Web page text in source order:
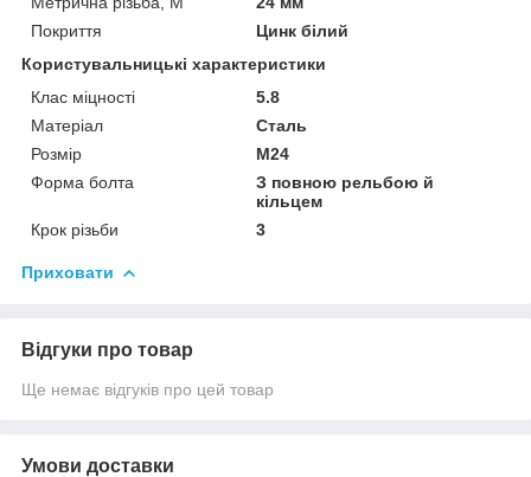
Покриття
Цинк білий
Користувальницькі характеристики
Клас міцності
5.8
Матеріал
Сталь
Розмір
М24
Форма болта
З повною рельбою й
кільцем
Крок різьби
3
Приховати
Відгуки про товар
Ще немає відгуків про цей товар
Умови доставки